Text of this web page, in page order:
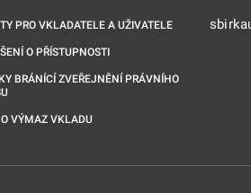
PRO VKLADATELE A UŽIVATELE
O PŘÍSTUPNOSTI
BRÁNÍCÍ ZVEŘEJNĚNÍ PRÁVNÍHO
VÝMAZ VKLADU